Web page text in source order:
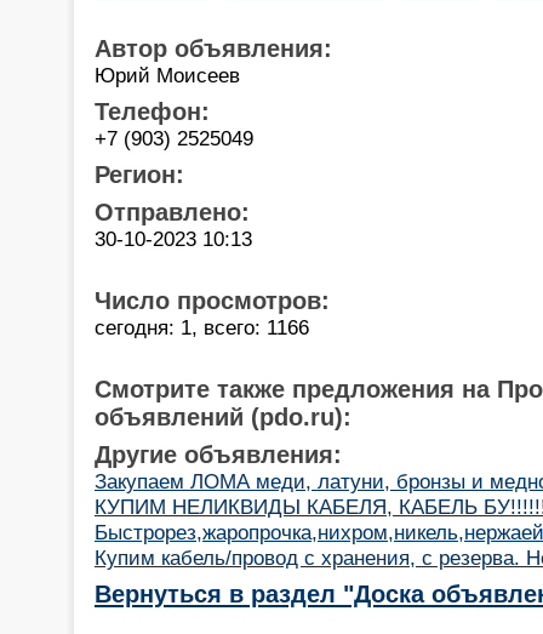
Автор объявления:
Юрий Моисеев
Телефон:
+7 (903) 2525049
Регион:
Отправлено:
30-10-2023 10:13
Число просмотров:
сегодня: 1, всего: 1166
Смотрите также предложения на
объявлений (pdo.ru):
Другие объявления:
Закупаем ЛОМА меди, латуни, бронзы и
КУПИМ НЕЛИКВИДЫ КАБЕЛЯ, КАБЕЛЬ
Купим кабель/провод с хранения, с резерва.
Вернуться в раздел "Доска